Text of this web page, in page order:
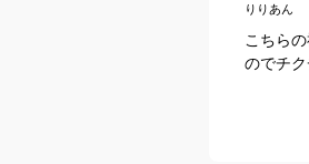
りりあん
こちら
のでチ